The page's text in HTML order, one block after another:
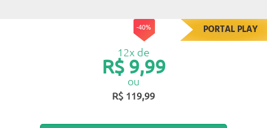
-40% PORTAL PLAY
R$ 119,99
12x de
R$ 9,99
ou